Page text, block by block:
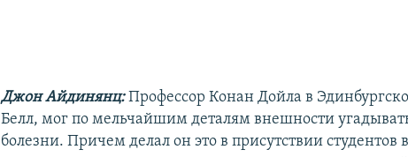
Джон Айдинянц:Профессор Конан Дойла в
Белл, мог по мельчайшим деталям внешности
болезни. Причем делал он это в присутствии студентов